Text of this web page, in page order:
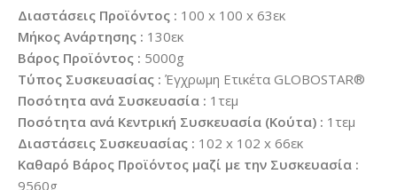
Διαστάσεις Προϊόντος : 100 x 100 x 63εκ
Μήκος Ανάρτησης : 130εκ
Βάρος Προϊόντος : 5000g
Τύπος Συσκευασίας : Έγχρωμη Ετικέτα GLOBOSTAR®
Ποσότητα ανά Συσκευασία : 1τεμ
Ποσότητα ανά Κεντρική Συσκευασία (Κούτα) : 1τεμ
Διαστάσεις Συσκευασίας : 102 x 102 x 66εκ
Καθαρό Βάρος Προϊόντος μαζί με την Συσκευασία :
9560g